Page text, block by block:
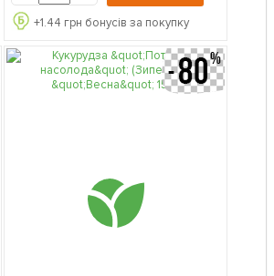
+1.44 грн бонусів за покупку